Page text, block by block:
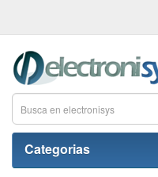
Categorias